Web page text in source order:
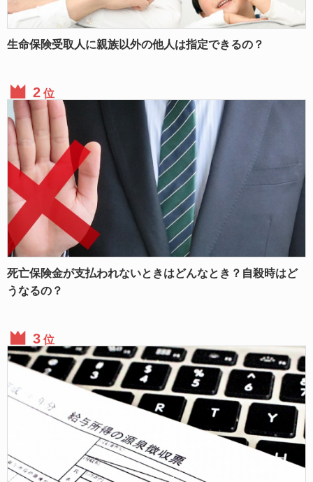
生命保険受取人に親族以外の他人は指定できるの？
位
死亡保険金が支払われないときはどんなとき？自殺時はど
うなるの？
位